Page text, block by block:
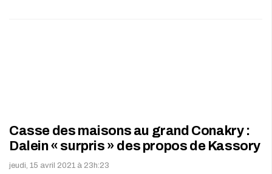
Casse des maisons au grand Conakry :
Dalein « surpris » des propos de Kassory
jeudi, 15 avril 2021 à 23h:23